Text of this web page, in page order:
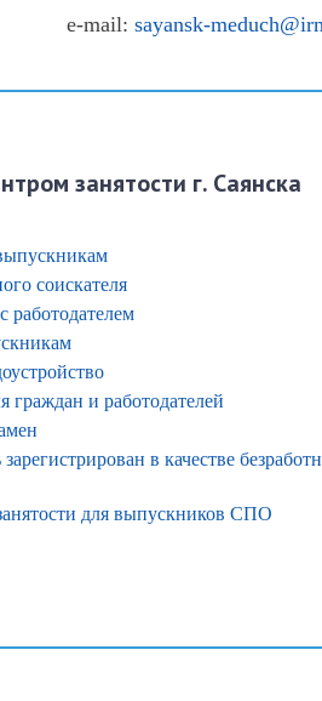
e-mail: sayansk-
занятости г. Саянска
соискателя
работодателем
граждан и работодателей
в качестве
для выпускников СПО